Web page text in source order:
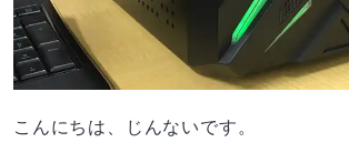
こんにちは、じんないです。